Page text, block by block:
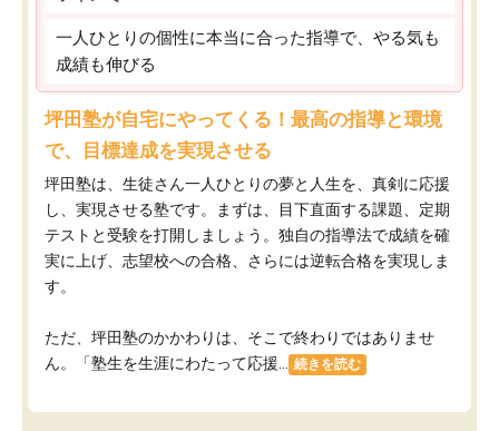
一人ひとりの個性に本当に合った指導で、やる気も
成績も伸びる
坪田塾が自宅にやってくる！最高の指導と環境
で、目標達成を実現させる
坪田塾は、生徒さん一人ひとりの夢と人生を、真剣に応援
し、実現させる塾です。まずは、目下直面する課題、定期
テストと受験を打開しましょう。独自の指導法で成績を確
実に上げ、志望校への合格、さらには逆転合格を実現しま
す。
ただ、坪田塾のかかわりは、そこで終わりではありませ
ん。「塾生を生涯にわたって応援...
続きを読む